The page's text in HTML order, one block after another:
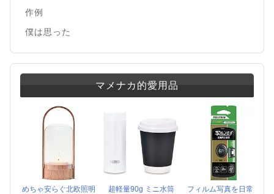
作例
僕は思った
マメナカ的愛用品
めちゃ安らぐ北欧照明
超軽量90g ミニ水筒
フィルム写真を日常に